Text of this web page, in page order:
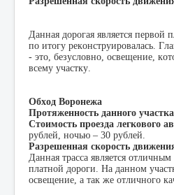
Данная дорогая является первой
по итогу реконструировалась.
- это, безусловно, освещение,
всему участку.
Обход Воронежа
Протяженность данного
Стоимость проезда легкового
рублей, ночью – 30 рублей.
Разрешенная скорость
Данная трасса является
платной дороги. На данном
освещение, а так же отличного